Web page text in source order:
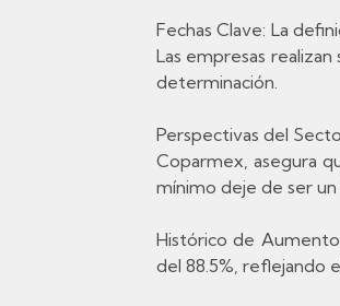
Fechas Clave: La
Las empresas
determinación.
Perspectivas del
Coparmex, asegura
mínimo deje de ser
Histórico de
del 88.5%, reflejando